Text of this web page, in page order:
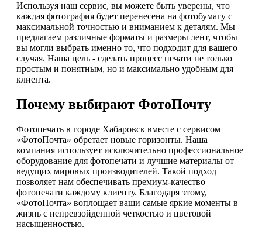
Используя наш сервис, вы можете быть уверены, что
каждая фотография будет перенесена на фотобумагу с
максимальной точностью и вниманием к деталям. Мы
предлагаем различные форматы и размеры лент, чтобы
вы могли выбрать именно то, что подходит для вашего
случая. Наша цель - сделать процесс печати не только
простым и понятным, но и максимально удобным для
клиента.
Почему выбирают ФотоПочту
Фотопечать в городе Хабаровск вместе с сервисом
«ФотоПочта» обретает новые горизонты. Наша
компания использует исключительно профессиональное
оборудование для фотопечати и лучшие материалы от
ведущих мировых производителей. Такой подход
позволяет нам обеспечивать премиум-качество
фотопечати каждому клиенту. Благодаря этому,
«ФотоПочта» воплощает ваши самые яркие моменты в
жизнь с непревзойденной четкостью и цветовой
насыщенностью.